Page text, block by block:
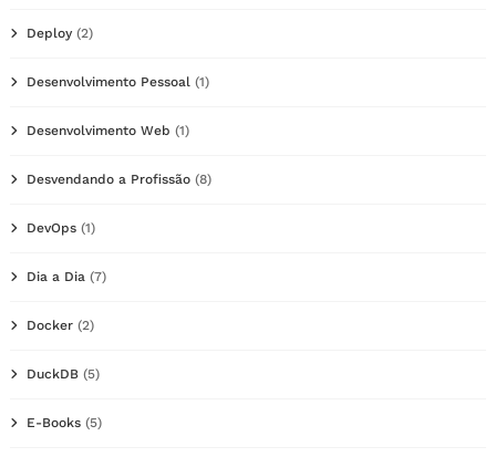
Deploy (2)
Desenvolvimento Pessoal (1)
Desenvolvimento Web (1)
Desvendando a Profissão (8)
DevOps (1)
Dia a Dia (7)
Docker (2)
DuckDB (5)
E-Books (5)